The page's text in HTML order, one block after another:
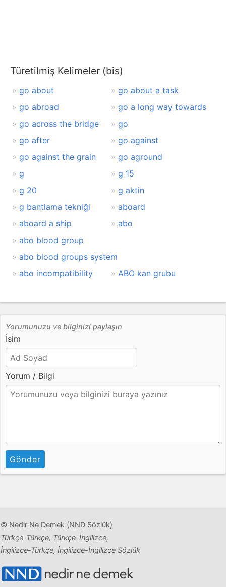
Türetilmiş Kelimeler (bis)
go about
go about a task
go abroad
go a long way towards
go across the bridge
go
go after
go against
go against the grain
go aground
g
g 15
g 20
g aktin
g bantlama tekniği
aboard
aboard a ship
abo
abo blood group
abo blood groups system
abo incompatibility
ABO kan grubu
Yorumunuzu ve bilginizi paylaşın
İsim
Yorum / Bilgi
Gönder
© Nedir Ne Demek (NND Sözlük)
Türkçe-Türkçe, Türkçe-İngilizce,
İngilizce-Türkçe, İngilizce-İngilizce Sözlük